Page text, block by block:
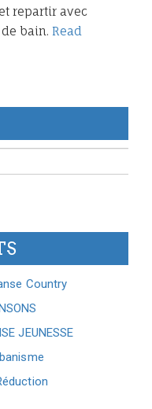
repartir avec
bain. Read
Country
JEUNESSE